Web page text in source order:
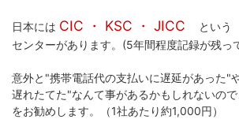
日本には CIC ・ KSC ・ JICC
という
センターがあります。(5年間程度記録が残っ
意外と"携帯電話代の支払いに遅延があった"
遅れたてた"なんて事があるかもしれないの
をお勧めします。（1社あたり約1,000円）